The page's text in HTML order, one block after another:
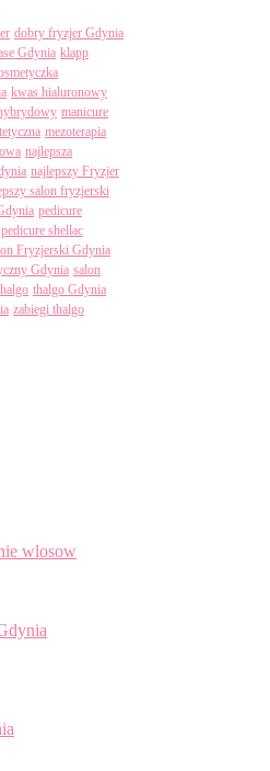
dobry fryzjer Gdynia
Gdynia klapp
kwas hialuronowy
manicure
mezoterapia
najlepsza
najlepszy Fryzjer
salon fryzjerski
pedicure
pedicure shellac
Fryzjerski Gdynia
Gdynia salon
thalgo Gdynia
zabiegi thalgo
wlosow